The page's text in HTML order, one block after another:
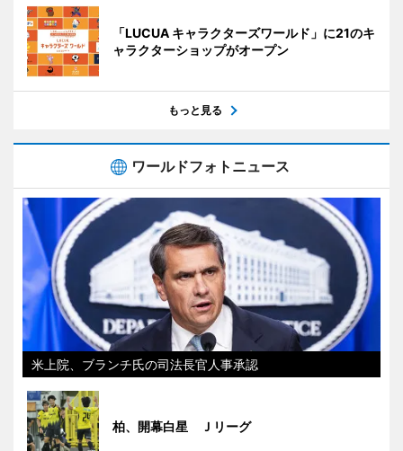
「LUCUA キャラクターズワールド」に21のキ
ャラクターショップがオープン
もっと見る
ワールドフォトニュース
米上院、ブランチ氏の司法長官人事承認
柏、開幕白星 Ｊリーグ